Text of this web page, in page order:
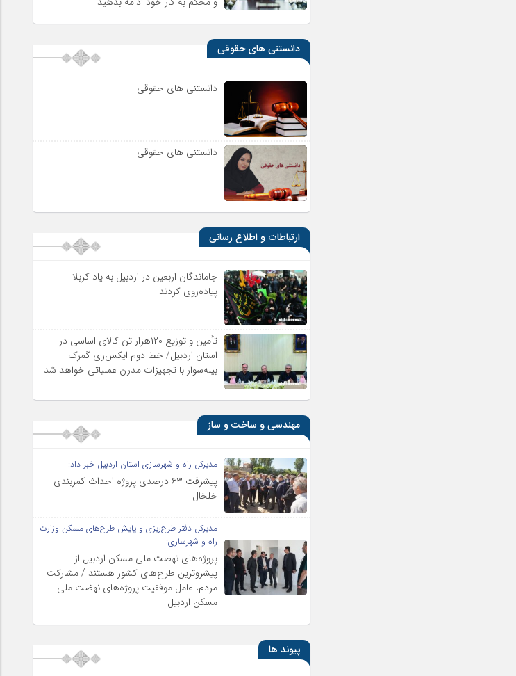
دانستنی های حقوقی
دانستنی های حقوقی
دانستنی های حقوقی
ارتباطات و اطلاع رسانی
جاماندگان اربعین در اردبیل به یاد کربلا
پیاده‌روی کردند
تأمین و توزیع ۱۲۰هزار تن کالای اساسی در
استان اردبیل/ خط دوم ایکس‌ری گمرک
بیله‌سوار با تجهیزات مدرن عملیاتی خواهد شد
مهندسی و ساخت و ساز
مدیرکل راه و شهرسازی استان اردبیل خبر داد:
پیشرفت ۶۳ درصدی پروژه احداث کمربندی
خلخال
مدیرکل دفتر طرح‌ریزی و پایش طرح‌های مسکن وزارت
راه و شهرسازی:
پروژه‌های نهضت ملی مسکن اردبیل از
پیشروترین طرح‌های کشور هستند / مشارکت
مردم، عامل موفقیت پروژه‌های نهضت ملی
مسکن اردبیل
پیوند ها